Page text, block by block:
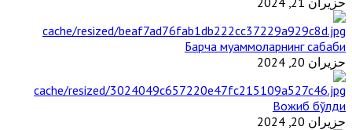
Барча муаммоларнинг сабаби
حزيران 20, 2024
Вожиб бўлди
حزيران 20, 2024